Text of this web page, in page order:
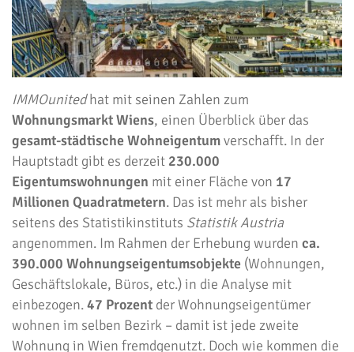
IMMOunitedhat mit seinen Zahlen zum
Wohnungsmarkt Wiens, einen Überblick über das
gesamt-städtische Wohneigentumverschafft. In der
Hauptstadt gibt es derzeit 230.000
Eigentumswohnungen mit einer Fläche von 17
Millionen Quadratmetern. Das ist mehr als bisher
seitens des Statistikinstituts Statistik Austria
angenommen. Im Rahmen der Erhebung wurden ca.
390.000 Wohnungseigentumsobjekte (Wohnungen,
Geschäftslokale, Büros, etc.) in die Analyse mit
einbezogen.47 Prozent der Wohnungseigentümer
wohnen im selben Bezirk – damit ist jede zweite
Wohnung in Wien fremdgenutzt. Doch wie kommen die